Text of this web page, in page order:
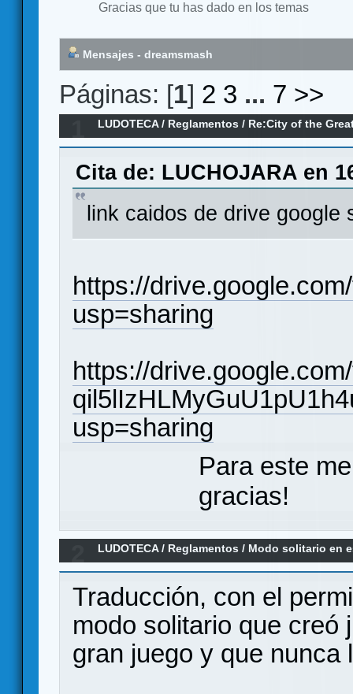
Gracias que tu has dado en los temas
Mensajes - dreamsmash
Páginas: [1] 2 3 ... 7 >>
LUDOTECA/ Reglamentos / Re:City of the
expansión)
Cita de: LUCHOJARA en
link caidos de drive google
https://
usp=sharing
https://
usp=sharing
Para este
gracias!
LUDOTECA/ Reglamentos / Modo solitario en
Traducción, con el
modo solitario que creó
gran juego y que nunca